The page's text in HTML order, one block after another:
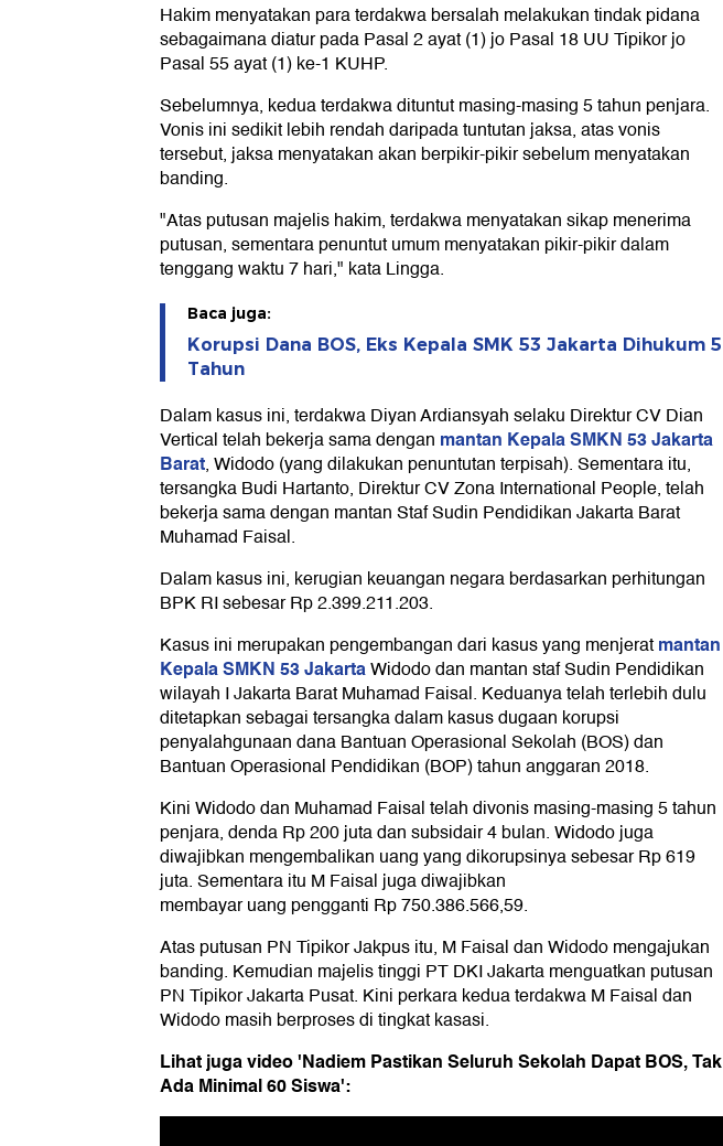
Hakim menyatakan para terdakwa bersalah melakukan tindak pidana
sebagaimana diatur pada Pasal 2 ayat (1) jo Pasal 18 UU Tipikor jo
Pasal 55 ayat (1) ke-1 KUHP.
Sebelumnya, kedua terdakwa dituntut masing-masing 5 tahun penjara.
Vonis ini sedikit lebih rendah daripada tuntutan jaksa, atas vonis
tersebut, jaksa menyatakan akan berpikir-pikir sebelum menyatakan
banding.
"Atas putusan majelis hakim, terdakwa menyatakan sikap menerima
putusan, sementara penuntut umum menyatakan pikir-pikir dalam
tenggang waktu 7 hari," kata Lingga.
Baca juga:
Korupsi Dana BOS, Eks Kepala SMK 53 Jakarta Dihukum 5
Tahun
Dalam kasus ini, terdakwa Diyan Ardiansyah selaku Direktur CV Dian
Vertical telah bekerja sama dengan mantan Kepala SMKN 53 Jakarta
Barat, Widodo (yang dilakukan penuntutan terpisah). Sementara itu,
tersangka Budi Hartanto, Direktur CV Zona International People, telah
bekerja sama dengan mantan Staf Sudin Pendidikan Jakarta Barat
Muhamad Faisal.
Dalam kasus ini, kerugian keuangan negara berdasarkan perhitungan
BPK RI sebesar Rp 2.399.211.203.
Kasus ini merupakan pengembangan dari kasus yang menjeratmantan
Kepala SMKN 53 JakartaWidodo dan mantan staf Sudin Pendidikan
wilayah I Jakarta Barat Muhamad Faisal. Keduanya telah terlebih dulu
ditetapkan sebagai tersangka dalam kasus dugaan korupsi
penyalahgunaan dana Bantuan Operasional Sekolah (BOS) dan
Bantuan Operasional Pendidikan (BOP) tahun anggaran 2018.
Kini Widodo dan Muhamad Faisal telah divonis masing-masing 5 tahun
penjara, denda Rp 200 juta dan subsidair 4 bulan. Widodo juga
diwajibkan mengembalikan uang yang dikorupsinya sebesar Rp 619
juta. Sementara itu M Faisal juga diwajibkan
membayar uang pengganti Rp 750.386.566,59.
Atas putusan PN Tipikor Jakpus itu, M Faisal dan Widodo mengajukan
banding. Kemudian majelis tinggi PT DKI Jakarta menguatkan putusan
PN Tipikor Jakarta Pusat. Kini perkara kedua terdakwa M Faisal dan
Widodo masih berproses di tingkat kasasi.
Lihat juga video 'Nadiem Pastikan Seluruh Sekolah Dapat BOS, Tak
Ada Minimal 60 Siswa':